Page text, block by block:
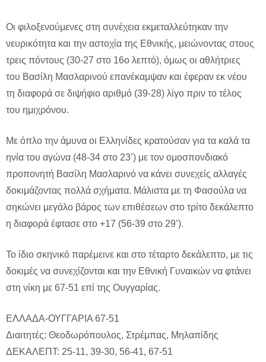
Οι φιλοξενούμενες στη συνέχεια εκμεταλλεύτηκαν την
νευρικότητα και την αστοχία της Εθνικής, μειώνοντας στους
τρεις πόντους (30-27 στο 16ο λεπτό), όμως οι αθλήτριες
του Βασίλη Μασλαρινού επανέκαμψαν και έφεραν εκ νέου
τη διαφορά σε διψήφιο αριθμό (39-28) λίγο πριν το τέλος
του ημιχρόνου.
Με όπλο την άμυνα οι Ελληνίδες κρατούσαν για τα καλά τα
ηνία του αγώνα (48-34 στο 23’) με τον ομοσπονδιακό
προπονητή Βασίλη Μασλαρινό να κάνει συνεχείς αλλαγές
δοκιμάζοντας πολλά σχήματα. Μάλιστα με τη Φασούλα να
σηκώνει μεγάλο βάρος των επιθέσεων στο τρίτο δεκάλεπτο
η διαφορά έφτασε στο +17 (56-39 στο 29’).
Το ίδιο σκηνικό παρέμεινε και στο τέταρτο δεκάλεπτο, με τις
δοκιμές να συνεχίζονται και την Εθνική Γυναικών να φτάνει
στη νίκη με 67-51 επί της Ουγγαρίας.
ΕΛΛΑΔΑ-ΟΥΓΓΑΡΙΑ 67-51
Διαιτητές: Θεοδωρόπουλος, Στρέμπας, Μηλαπίδης
ΔΕΚΑΛΕΠΤ: 25-11, 39-30, 56-41, 67-51